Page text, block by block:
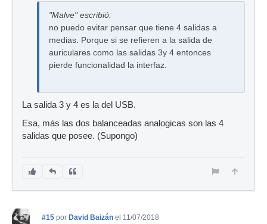
"Malve" escribió:
no puedo evitar pensar que tiene 4 salidas a
medias. Porque si se refieren a la salida de
auriculares como las salidas 3y 4 entonces
pierde funcionalidad la interfaz.
La salida 3 y 4 es la del USB.
Esa, más las dos balanceadas analogicas son las 4
salidas que posee. (Supongo)
#15 por David Baizán el 11/07/2018